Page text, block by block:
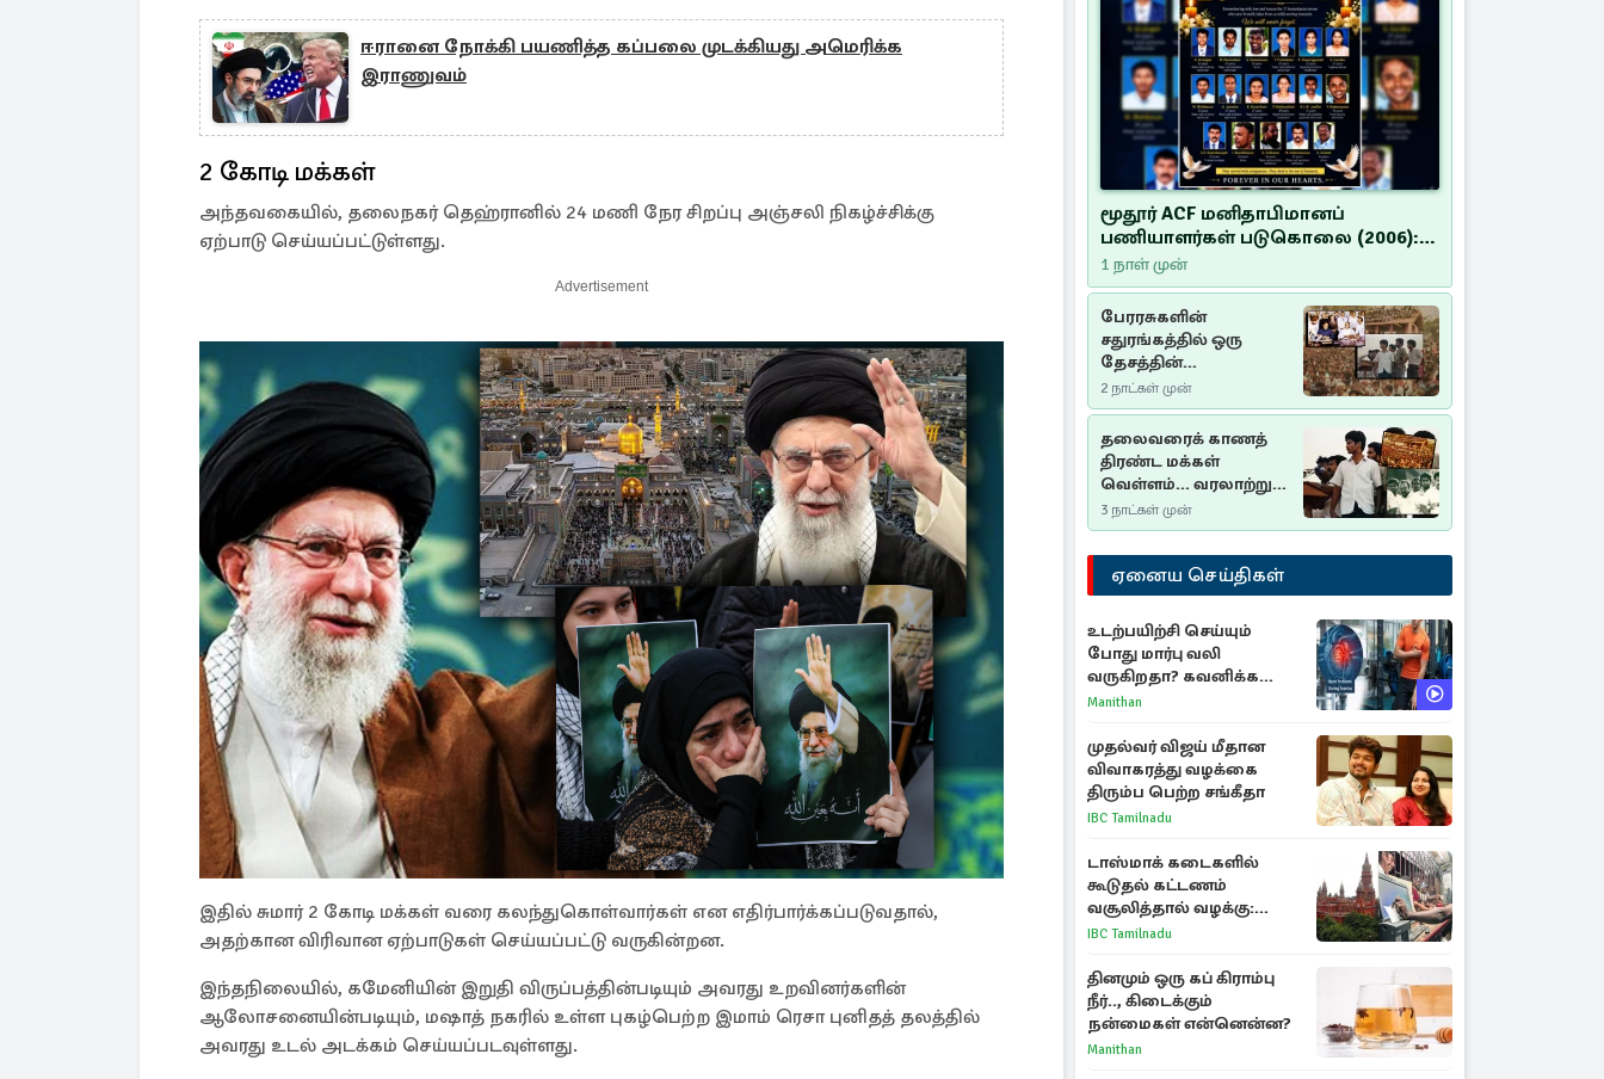
ஈரானை நோக்கி பயணித்த கப்பலை முடக்கியது அமெரிக்க
இராணுவம்
2 கோடி மக்கள்
அந்தவகையில், தலைநகர் தெஹ்ரானில் 24 மணி நேர சிறப்பு அஞ்சலி நிகழ்ச்சிக்கு
ஏற்பாடு செய்யப்பட்டுள்ளது.
Advertisement
இதில் சுமார் 2 கோடி மக்கள் வரை கலந்துகொள்வார்கள் என எதிர்பார்க்கப்படுவதால்,
அதற்கான விரிவான ஏற்பாடுகள் செய்யப்பட்டு வருகின்றன.
இந்தநிலையில், கமேனியின் இறுதி விருப்பத்தின்படியும் அவரது உறவினர்களின்
ஆலோசனையின்படியும், மஷாத் நகரில் உள்ள புகழ்பெற்ற இமாம் ரெசா புனிதத் தலத்தில்
அவரது உடல் அடக்கம் செய்யப்படவுள்ளது.
மூதூர் ACF மனிதாபிமானப்
பணியாளர்கள் படுகொலை (2006):
20 ஆண்டுகளாகியும் நீதி
மறுக்கப்பட்ட மனிதாபிமானப்
பேரவலம்
1 நாள் முன்
பேரரசுகளின்
சதுரங்கத்தில் ஒரு
தேசத்தின்
தீர்க்கதரிசனம் :
சுதுமலை பிரகடனம்
ஒரு வரலாற்றுப் பாடம்
2 நாட்கள் முன்
தலைவரைக் காணத்
திரண்ட மக்கள்
வெள்ளம்... வரலாற்றுச்
சிறப்புமிக்க சுதுமலைப்
பிரகடனம்…
3 நாட்கள் முன்
ஏனைய செய்திகள்
உடற்பயிற்சி செய்யும்
போது மார்பு வலி
வருகிறதா? கவனிக்க
வேண்டிய எச்சரிக்கை
Manithan
முதல்வர் விஜய் மீதான
விவாகரத்து வழக்கை
திரும்ப பெற்ற சங்கீதா
IBC Tamilnadu
டாஸ்மாக் கடைகளில்
கூடுதல் கட்டணம்
வசூலித்தால் வழக்கு:
சென்னை உயர்நீதிமன்றம்
IBC Tamilnadu
தினமும் ஒரு கப் கிராம்பு
நீர்.., கிடைக்கும்
நன்மைகள் என்னென்ன?
Manithan